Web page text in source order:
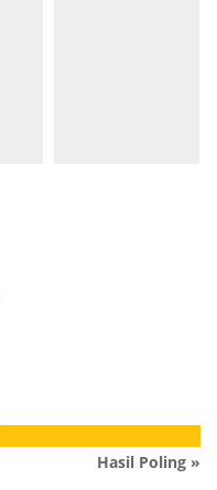
Hasil Poling »